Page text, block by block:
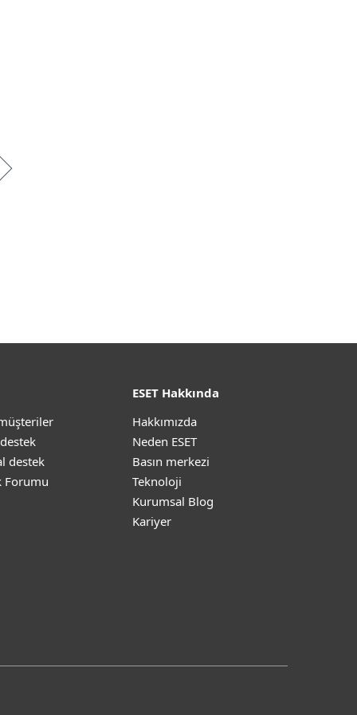
destek
Forumu
ESET Hakkında
Hakkımızda
Neden ESET
Basın merkezi
Teknoloji
Kurumsal Blog
Kariyer